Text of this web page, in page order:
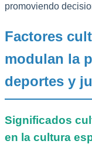
promoviendo
Factores
modulan la
deportes y
Significados
en la cultura